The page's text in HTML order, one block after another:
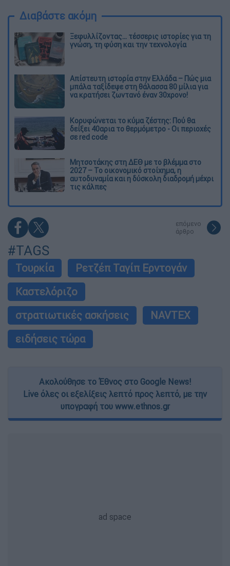
Διαβάστε ακόμη
Ξεφυλλίζοντας... τέσσερις ιστορίες για τη
γνώση, τη φύση και την τεχνολογία
Απίστευτη ιστορία στην Ελλάδα – Πώς μια
μπάλα ταξίδεψε στη θάλασσα 80 μίλια για
να κρατήσει ζωντανό έναν 30χρονο!
Κορυφώνεται το κύμα ζέστης: Πού θα
δείξει 40αρια το θερμόμετρο - Οι περιοχές
σε red code
Μητσοτάκης στη ΔΕΘ με το βλέμμα στο
2027 – Το οικονομικό στοίχημα, η
αυτοδυναμία και η δύσκολη διαδρομή μέχρι
τις κάλπες
επόμενο
άρθρο
#TAGS
Τουρκία
Ρετζέπ Ταγίπ Ερντογάν
Καστελόριζο
στρατιωτικές ασκήσεις
NAVTEX
ειδήσεις τώρα
Ακολούθησε το Έθνος στο Google News!
Live όλες οι εξελίξεις λεπτό προς λεπτό, με την
υπογραφή του www.ethnos.gr